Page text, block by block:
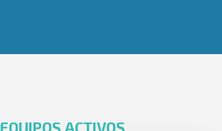
EQUIPOS ACTIVOS